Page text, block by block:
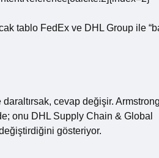
tablo FedEx ve DHL Group ile
cevap değişir.
onu DHL Supply Chain & Global
gösteriyor.